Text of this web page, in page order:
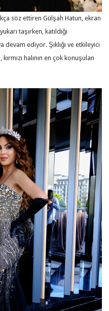
söz ettiren Gülşah Hatun, ekran
taşırken, katıldığı
ediyor. Şıklığı ve etkileyici
halının en çok konuşulan